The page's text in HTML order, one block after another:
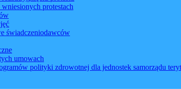
wniesionych protestach
świadczeniodawców
umowach
polityki zdrowotnej dla jednostek samorządu